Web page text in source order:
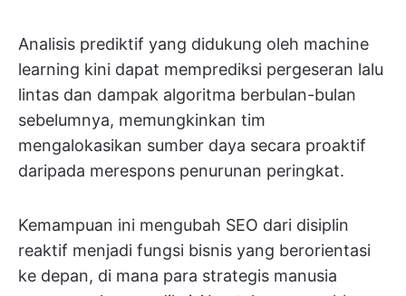
Analisis prediktif yang didukung oleh machine
learning kini dapat memprediksi pergeseran lalu
lintas dan dampak algoritma berbulan-bulan
sebelumnya, memungkinkan tim
mengalokasikan sumber daya secara proaktif
daripada merespons penurunan peringkat.
Kemampuan ini mengubah SEO dari disiplin
reaktif menjadi fungsi bisnis yang berorientasi
ke depan, di mana para strategis manusia